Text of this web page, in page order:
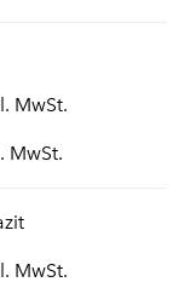
MwSt.
MwSt.
MwSt.